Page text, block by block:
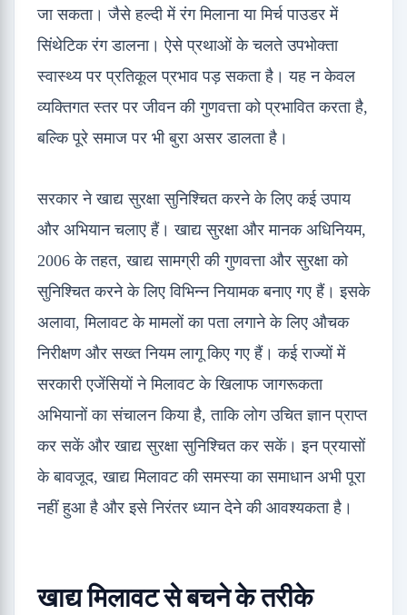
जा सकता। जैसे हल्दी में रंग मिलाना या मिर्च पाउडर में
सिंथेटिक रंग डालना। ऐसे प्रथाओं के चलते उपभोक्ता
स्वास्थ्य पर प्रतिकूल प्रभाव पड़ सकता है। यह न केवल
व्यक्तिगत स्तर पर जीवन की गुणवत्ता को प्रभावित करता है,
बल्कि पूरे समाज पर भी बुरा असर डालता है।
सरकार ने खाद्य सुरक्षा सुनिश्चित करने के लिए कई उपाय
और अभियान चलाए हैं। खाद्य सुरक्षा और मानक अधिनियम,
2006 के तहत, खाद्य सामग्री की गुणवत्ता और सुरक्षा को
सुनिश्चित करने के लिए विभिन्न नियामक बनाए गए हैं। इसके
अलावा, मिलावट के मामलों का पता लगाने के लिए औचक
निरीक्षण और सख्त नियम लागू किए गए हैं। कई राज्यों में
सरकारी एजेंसियों ने मिलावट के खिलाफ जागरूकता
अभियानों का संचालन किया है, ताकि लोग उचित ज्ञान प्राप्त
कर सकें और खाद्य सुरक्षा सुनिश्चित कर सकें। इन प्रयासों
के बावजूद, खाद्य मिलावट की समस्या का समाधान अभी पूरा
नहीं हुआ है और इसे निरंतर ध्यान देने की आवश्यकता है।
खाद्य मिलावट से बचने के तरीके